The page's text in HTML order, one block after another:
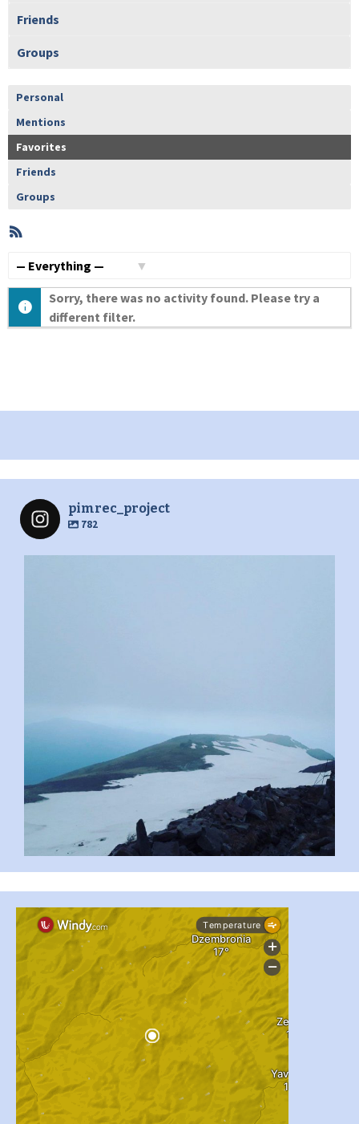
Friends
Groups
Personal
Mentions
Favorites
Friends
Groups
Member
Activities
Sorry, there was no activity found. Please try a
different filter.
pimrec_project
782
...
pimrec_project